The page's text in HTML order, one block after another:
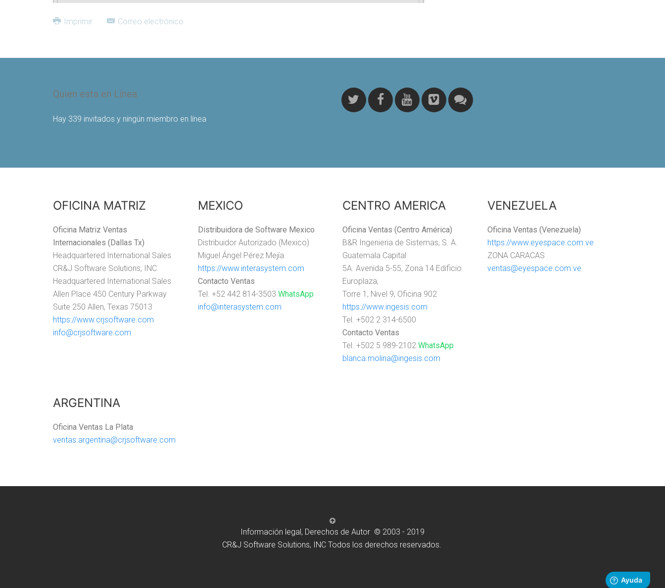
Imprimir Correo electrónico
Quien esta en Línea
Hay 339 invitados y ningún miembro en línea
OFICINA MATRIZ
Oficina Matriz Ventas
Internacionales (Dallas Tx)
Headquartered International Sales
CR&J Software Solutions, INC
Headquartered International Sales
Allen Place 450 Century Parkway
Suite 250 Allen, Texas 75013
https://www.crjsoftware.com
info@crjsoftware.com
MEXICO
Distribuidora de Software Mexico
Distribuidor Autorizado (Mexico)
Miguel Ángel Pérez Mejía
https://www.interasystem.com
Contacto Ventas
Tel. +52 442 814-3503 WhatsApp
info@interasystem.com
CENTRO AMERICA
Oficina Ventas (Centro América)
B&R Ingenieria de Sistemas, S. A.
Guatemala Capital
5A. Avenida 5-55, Zona 14 Edificio
Europlaza,
Torre 1, Nivel 9, Oficina 902
https://www.ingesis.com
Tel. +502 2 314-6500
Contacto Ventas
Tel. +502 5 989-2102 WhatsApp
blanca.molina@ingesis.com
VENEZUELA
Oficina Ventas (Venezuela)
https://www.eyespace.com.ve
ZONA CARACAS
ventas@eyespace.com.ve
ARGENTINA
Oficina Ventas La Plata
ventas.argentina@crjsoftware.com
Información legal, Derechos de Autor © 2003 - 2019
CR&J Software Solutions, INC Todos los derechos reservados.